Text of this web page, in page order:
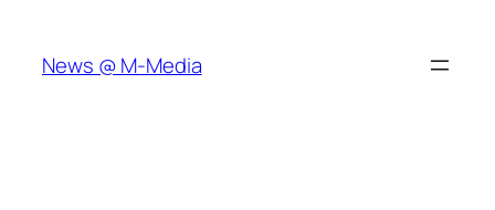
content
News @ M-Media